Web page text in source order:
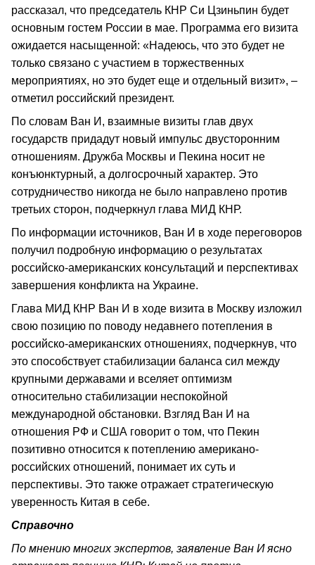
рассказал, что председатель КНР Си Цзиньпин будет
основным гостем России в мае. Программа его визита
ожидается насыщенной: «Надеюсь, что это будет не
только связано с участием в торжественных
мероприятиях, но это будет еще и отдельный визит», –
отметил российский президент.
По словам Ван И, взаимные визиты глав двух
государств придадут новый импульс двусторонним
отношениям. Дружба Москвы и Пекина носит не
конъюнктурный, а долгосрочный характер. Это
сотрудничество никогда не было направлено против
третьих сторон, подчеркнул глава МИД КНР.
По информации источников, Ван И в ходе переговоров
получил подробную информацию о результатах
российско-американских консультаций и перспективах
завершения конфликта на Украине.
Глава МИД КНР Ван И в ходе визита в Москву изложил
свою позицию по поводу недавнего потепления в
российско-американских отношениях, подчеркнув, что
это способствует стабилизации баланса сил между
крупными державами и вселяет оптимизм
относительно стабилизации неспокойной
международной обстановки. Взгляд Ван И на
отношения РФ и США говорит о том, что Пекин
позитивно относится к потеплению американо-
российских отношений, понимает их суть и
перспективы. Это также отражает стратегическую
уверенность Китая в себе.
Справочно
По мнению многих экспертов, заявление Ван И ясно